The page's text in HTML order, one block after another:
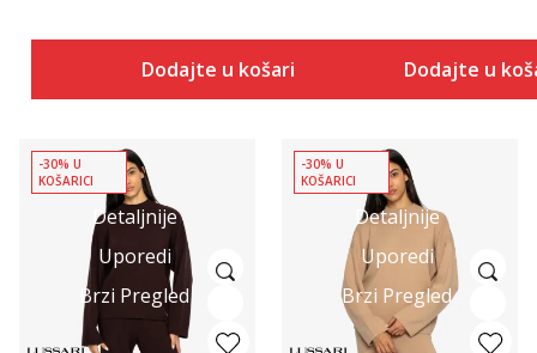
Dodajte u košaricu Dodajte u
Detaljnije
Uporedi
Brzi Pregled
-30% U
KOŠARICI
Detaljnije
Uporedi
Brzi Pregled
-30% U
KOŠARICI